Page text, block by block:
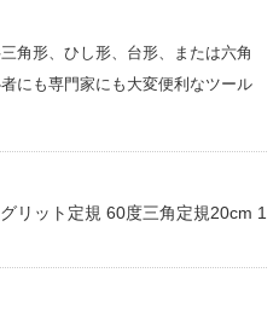
角形、ひし形、台形、または六角
にも専門家にも大変便利なツール
リット定規 60度三角定規20cm 1